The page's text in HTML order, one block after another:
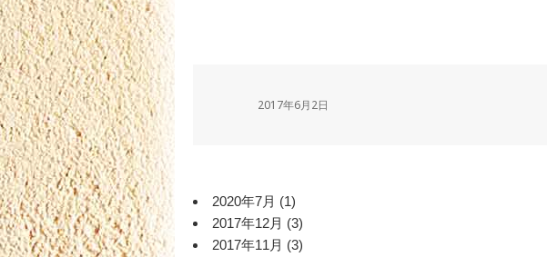
2017年6月2日
2020年7月 (1)
2017年12月 (3)
2017年11月 (3)